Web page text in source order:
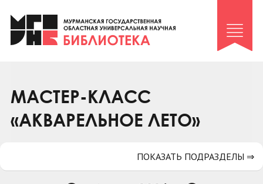
Клуб «Гиря и сельдерей»
Клуб «Семейный архив»
Коллегам
Контакты
МАСТЕР-КЛАСС
«АКВАРЕЛЬНОЕ ЛЕТО»
ПОКАЗАТЬ ПОДРАЗДЕЛЫ ⇒